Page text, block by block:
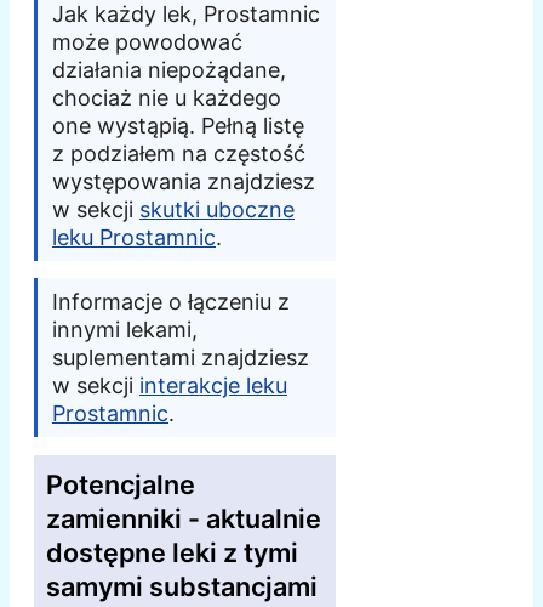
Jak każdy lek, Prostamnic
może powodować
działania niepożądane,
chociaż nie u każdego
one wystąpią. Pełną listę
z podziałem na częstość
występowania znajdziesz
w sekcji skutki uboczne
leku Prostamnic.
Informacje o łączeniu z
innymi lekami,
suplementami znajdziesz
w sekcji interakcje leku
Prostamnic.
Potencjalne
zamienniki - aktualnie
dostępne leki z tymi
samymi substancjami